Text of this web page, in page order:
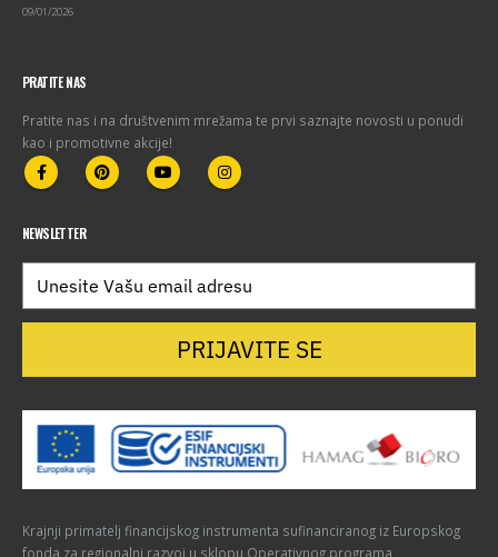
09/01/2026
PRATITE NAS
Pratite nas i na društvenim mrežama te prvi saznajte novosti u ponudi
kao i promotivne akcije!
NEWSLETTER
PRIJAVITE SE
Krajnji primatelj financijskog instrumenta sufinanciranog iz Europskog
fonda za regionalni razvoj u sklopu Operativnog programa